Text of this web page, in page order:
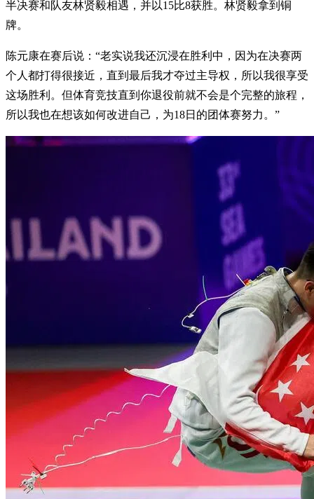
半决赛和队友林贤毅相遇，并以15比8获胜。林贤毅拿到铜
牌。
陈元康在赛后说：“老实说我还沉浸在胜利中，因为在决赛两
个人都打得很接近，直到最后我才夺过主导权，所以我很享受
这场胜利。但体育竞技直到你退役前就不会是个完整的旅程，
所以我也在想该如何改进自己，为18日的团体赛努力。”